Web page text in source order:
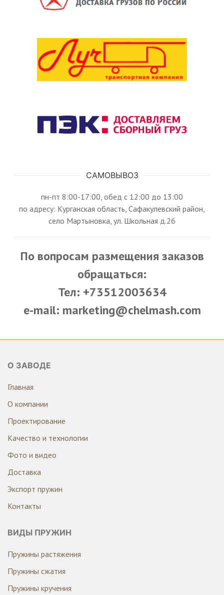
САМОВЫВОЗ
пн-пт 8:00-17:00, обед с 12:00 до 13:00
по адресу: Курганская область, Сафакулевский район,
село Мартыновка, ул. Школьная д.26
По вопросам размещения заказов
обращаться:
Тел: +73512003634
e-mail: marketing@chelmash.com
О ЗАВОДЕ
Главная
О компании
Проектирование
Качество и технологии
Фото и видео
Доставка
Экспорт пружин
Контакты
ВИДЫ ПРУЖИН
Пружины растяжения
Пружины сжатия
Пружины кручения